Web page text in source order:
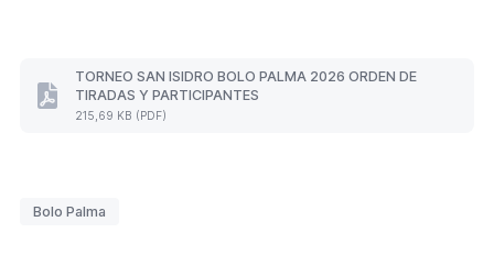
TORNEO SAN ISIDRO BOLO PALMA 2026 ORDEN DE
TIRADAS Y PARTICIPANTES
215,69 KB (PDF)
TORNEO
ORDEN
Bolo Palma